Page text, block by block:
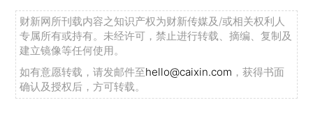
财新网所刊载内容之知识产权为财新传媒及/或相关权利人
专属所有或持有。未经许可，禁止进行转载、摘编、复制及
建立镜像等任何使用。
如有意愿转载，请发邮件至hello@caixin.com ，获得书面
确认及授权后，方可转载。